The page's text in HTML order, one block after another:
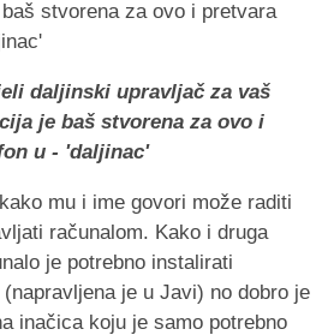
daljinski upravljač za vaš
je baš stvorena za ovo i
u - 'daljinac'
mu i ime govori može raditi
računalom. Kako i druga
je potrebno instalirati
je u Javi) no dobro je
inačica koju je samo potrebno